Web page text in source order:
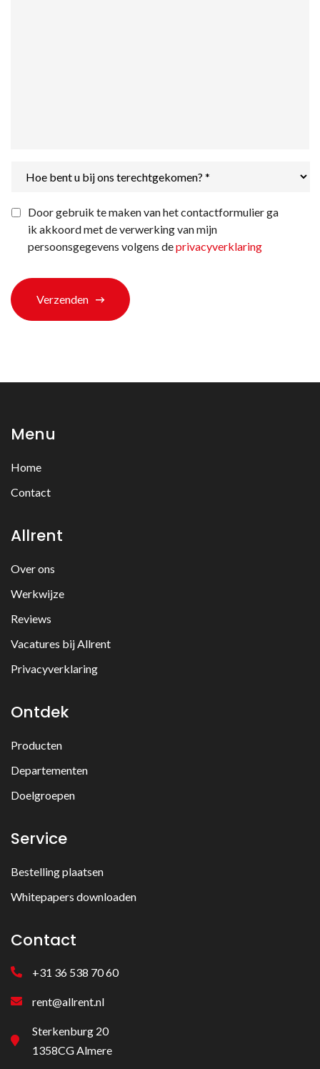
bent
bij
ons
terechtgekomen?
Privacyverklaring *
Door gebruik te maken van het contactformulier ga
ik akkoord met de verwerking van mijn
persoonsgegevens volgens deprivacyverklaring
Verzenden
Menu
Home
Contact
Allrent
Over ons
Werkwijze
Reviews
Vacatures bij Allrent
Privacyverklaring
Ontdek
Producten
Departementen
Doelgroepen
Service
Bestelling plaatsen
Whitepapers downloaden
Contact
+31 36 538 70 60
rent@allrent.nl
Sterkenburg 20
1358CG Almere